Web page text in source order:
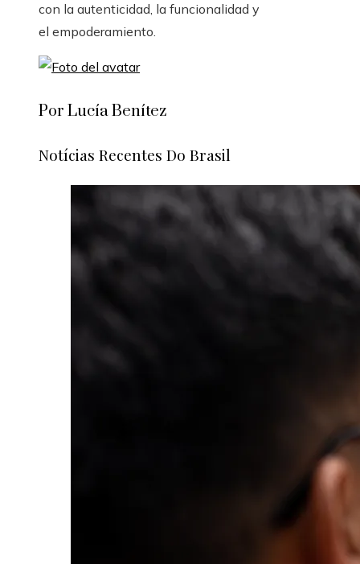
con la autenticidad, la funcionalidad y
el empoderamiento.
Por Lucía Benítez
Notícias Recentes Do Brasil